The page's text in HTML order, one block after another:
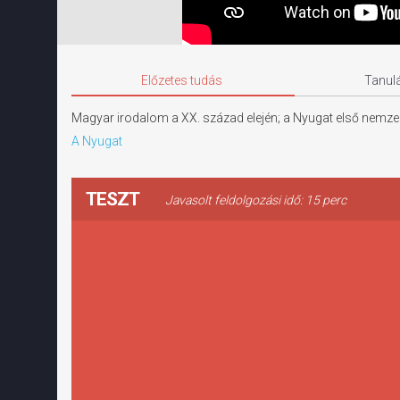
Előzetes tudás
Magyar irodalom a XX. század elején; a Nyugat első
A Nyugat
TESZT Javasolt feldolgozási idő: 15 perc